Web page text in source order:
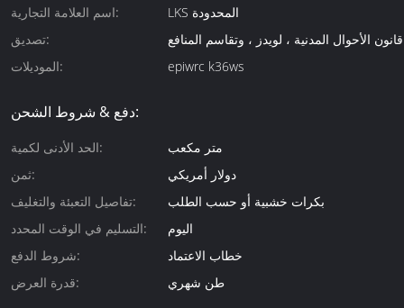
اسم العلامة التجارية:
LKS المحدودة
تصديق:
الموديلات:
epiwrc k36ws
دفع & شروط الشحن:
الحد الأدنى لكمية:
متر مكعب
ثمن:
دولار أمريكي
تفاصيل التعبئة والتغليف:
بكرات خشبية أو حسب الطلب
التسليم في الوقت المحدد:
اليوم
شروط الدفع:
خطاب الاعتماد
قدرة العرض:
طن شهري